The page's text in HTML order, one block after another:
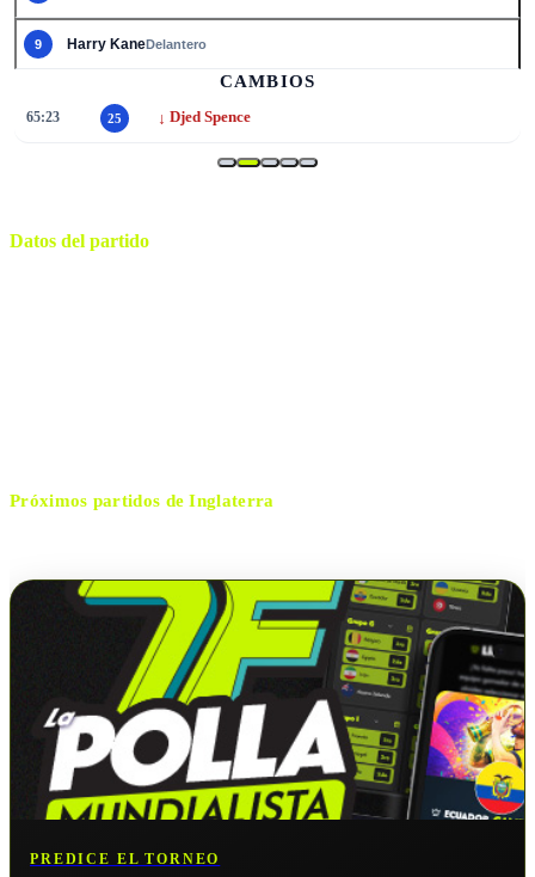
9 Harry KaneDelantero
CAMBIOS
65:23 25 ↓ Djed Spence
Datos del partido
Próximos partidos deInglaterra
PREDICE EL TORNEO